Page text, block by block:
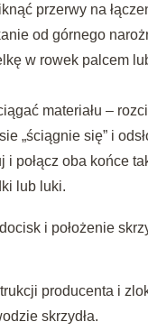
przerwy na
od górnego
w rowek palcem
materiału –
„ściągnie się” i
i połącz oba końce
lub luki.
i położenie
producenta i
skrzydła.